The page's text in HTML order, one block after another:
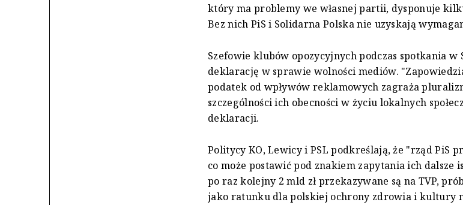
który ma problemy we własnej partii, dysponuje
Bez nich PiS i Solidarna Polska nie uzyskają
Szefowie klubów opozycyjnych podczas spotkania
deklarację w sprawie wolności mediów.
podatek od wpływów reklamowych zagraża
szczególności ich obecności w życiu lokalnych
deklaracji.
Politycy KO, Lewicy i PSL podkreślają, że "rząd PiS
co może postawić pod znakiem zapytania ich dalsze
po raz kolejny 2 mld zł przekazywane są na TVP,
jako ratunku dla polskiej ochrony zdrowia i kultury